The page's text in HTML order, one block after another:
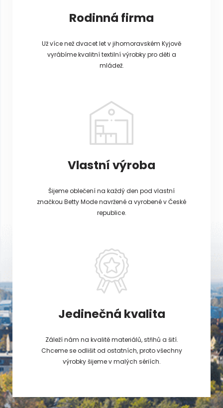
Rodinná firma
Už více než dvacet let v jihomoravském Kyjově
vyrábíme kvalitní textilní výrobky pro děti a
mládež.
Vlastní výroba
Šijeme oblečení na každý den pod vlastní
značkou Betty Mode navržené a vyrobené v České
republice.
Jedinečná kvalita
Záleží nám na kvalitě materiálů, střihů a šití.
Chceme se odlišit od ostatních, proto všechny
výrobky šijeme v malých sériích.